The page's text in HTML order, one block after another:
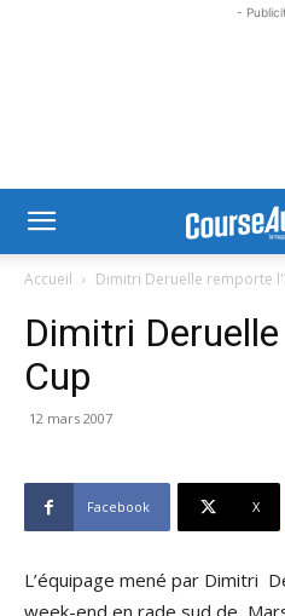
-
Accueil Dimitri Deruelle remporte
Dimitri
Cup
12 mars 2007
Facebook X
L’équipage mené par Dimitri
week-end en rade sud de